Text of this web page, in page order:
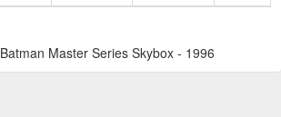
Batman Master Series Skybox - 1996